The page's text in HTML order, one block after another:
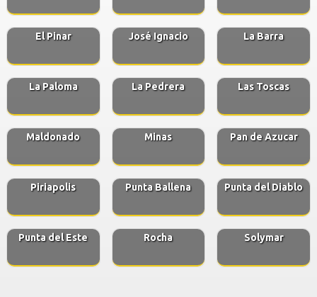
El Pinar José Ignacio La Barra
La Paloma La Pedrera Las Toscas
Maldonado Minas Pan de Azucar
Piriapolis Punta Ballena Punta del Diablo
Punta del Este Rocha Solymar